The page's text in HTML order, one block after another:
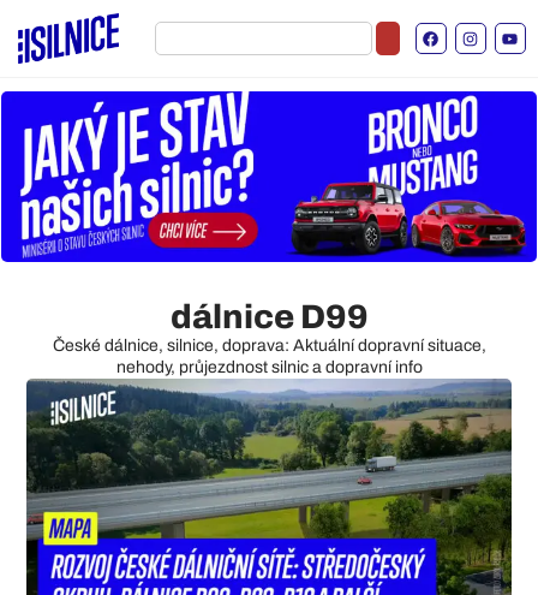
dálnice D99
České dálnice, silnice, doprava: Aktuální dopravní situace,
nehody, průjezdnost silnic a dopravní info